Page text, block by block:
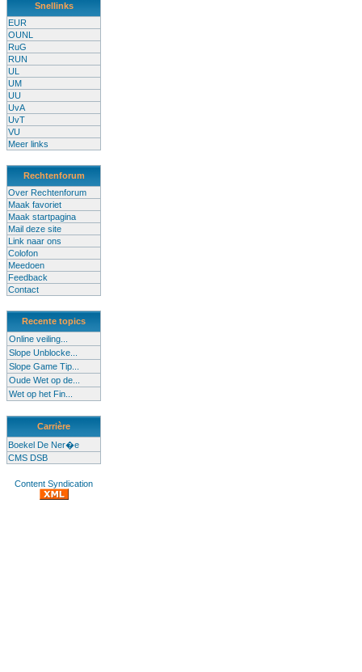
Snellinks
EUR
OUNL
RuG
RUN
UL
UM
UU
UvA
UvT
VU
Meer links
Rechtenforum
Over Rechtenforum
Maak favoriet
Maak startpagina
Mail deze site
Link naar ons
Colofon
Meedoen
Feedback
Contact
Recente topics
Online veiling...
Slope Unblocke...
Slope Game Tip...
Oude Wet op de...
Wet op het Fin...
Carrière
Boekel De Ner�e
CMS DSB
Content Syndication